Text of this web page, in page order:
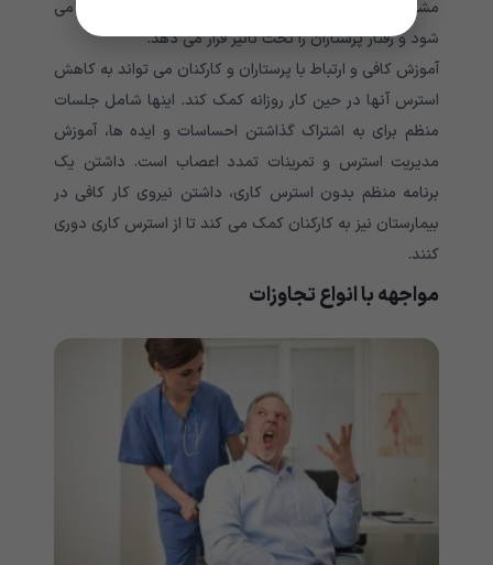
مشکلات منجر به افزایش مصرف سیگار، الکل و مواد مخدر می
شود و رفتار پرستاران را تحت تاثیر قرار می دهد.
آموزش کافی و ارتباط با پرستاران و کارکنان می تواند به کاهش
استرس آنها در حین کار روزانه کمک کند. اینها شامل جلسات
منظم برای به اشتراک گذاشتن احساسات و ایده ها، آموزش
مدیریت استرس و تمرینات تمدد اعصاب است. داشتن یک
برنامه منظم بدون استرس کاری، داشتن نیروی کار کافی در
بیمارستان نیز به کارکنان کمک می کند تا از استرس کاری دوری
کنند.
مواجهه با انواع تجاوزات